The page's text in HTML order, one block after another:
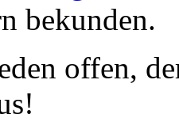
bekunden.
offen,